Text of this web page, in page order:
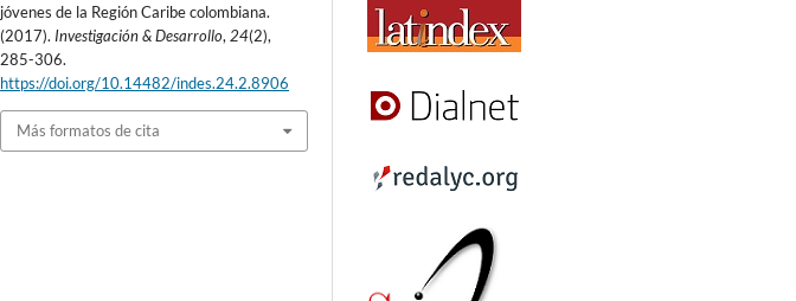
jóvenes de la Región Caribe colombiana.
(2017). Investigación & Desarrollo, 24(2),
285-306.
https://doi.org/10.14482/indes.24.2.8906
Más formatos de cita